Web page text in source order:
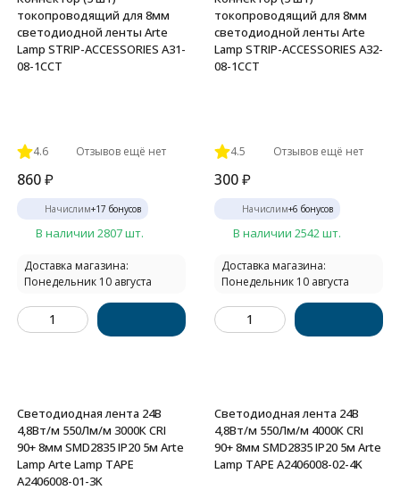
токопроводящий для 8мм
светодиодной ленты Arte
Lamp STRIP-ACCESSORIES A31-
08-1CCT
4.6 Отзывов ещё нет
860₽
Начислим+17 бонусов
В наличии 2807 шт.
Доставка магазина:
Понедельник 10 августа
токопроводящий для 8мм
светодиодной ленты Arte
Lamp STRIP-ACCESSORIES A32-
08-1CCT
4.5 Отзывов ещё нет
300₽
Начислим+6 бонусов
В наличии 2542 шт.
Доставка магазина:
Понедельник 10 августа
Светодиодная лента 24В
4,8Вт/м 550Лм/м 3000К CRI
90+ 8мм SMD2835 IP20 5м Arte
Lamp Arte Lamp TAPE
A2406008-01-3K
Светодиодная лента 24В
4,8Вт/м 550Лм/м 4000К CRI
90+ 8мм SMD2835 IP20 5м Arte
Lamp TAPE A2406008-02-4K